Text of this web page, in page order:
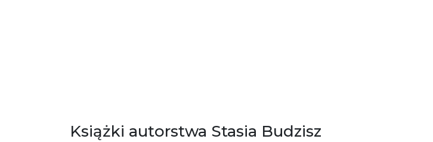
Książki autorstwa Stasia Budzisz